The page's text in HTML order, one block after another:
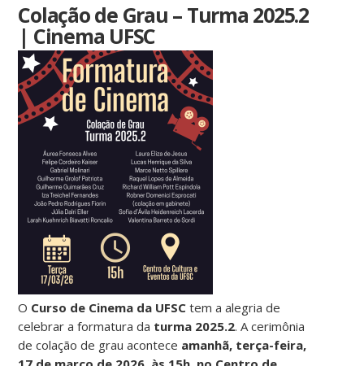
Colação de Grau – Turma 2025.2
| Cinema UFSC
O Curso de Cinema da UFSC tem a alegria de
celebrar a formatura da turma 2025.2. A cerimônia
de colação de grau acontece amanhã, terça-feira,